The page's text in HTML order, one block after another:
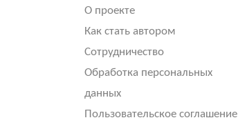
О проекте
Как стать автором
Сотрудничество
Обработка персональных
данных
Пользовательское соглашение